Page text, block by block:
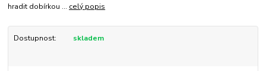
hradit dobírkou ... celý popis
Dostupnost: skladem